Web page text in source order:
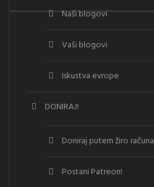
Naši blogovi
Vaši blogovi
Iskustva evrope
DONIRAJ!
Doniraj putem žiro računa
Postani Patreon!